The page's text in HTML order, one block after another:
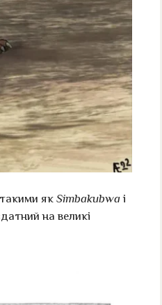
як Simbakubwaі
на великі